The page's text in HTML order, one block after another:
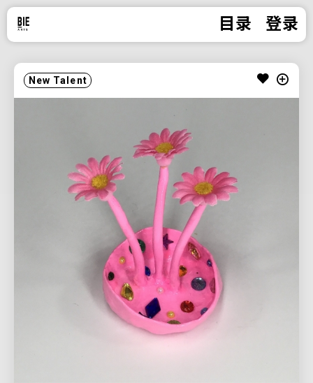
目录 登录
New Talent